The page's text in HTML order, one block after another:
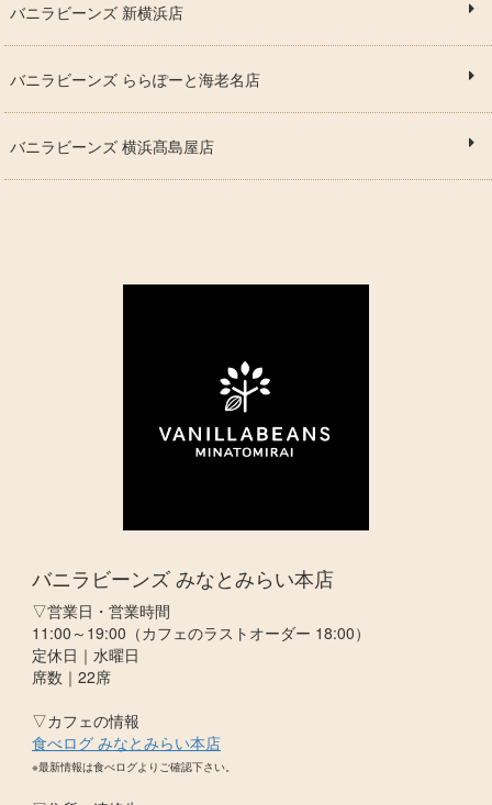
バニラビーンズ 新横浜店
バニラビーンズ ららぽーと海老名店
バニラビーンズ 横浜髙島屋店
バニラビーンズ みなとみらい本店
▽営業日・営業時間
11:00～19:00（カフェのラストオーダー 18:00）
定休日｜水曜日
席数｜22席
▽カフェの情報
食べログ みなとみらい本店
※最新情報は食べログよりご確認下さい。